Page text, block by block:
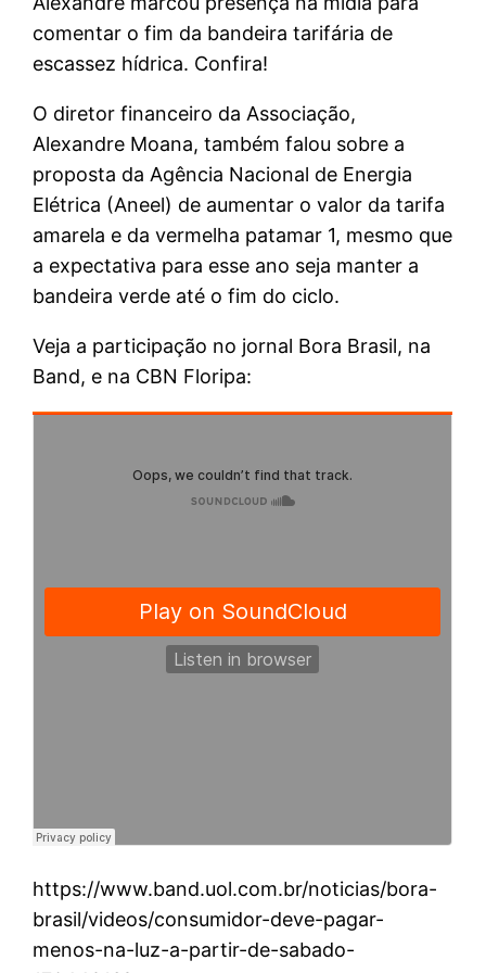
comentar o fim da bandeira tarifária de
escassez hídrica. Confira!
O diretor financeiro da Associação,
Alexandre Moana, também falou sobre a
proposta da Agência Nacional de Energia
Elétrica (Aneel) de aumentar o valor da tarifa
amarela e da vermelha patamar 1, mesmo que
a expectativa para esse ano seja manter a
bandeira verde até o fim do ciclo.
Veja a participação no jornal Bora Brasil, na
Band, e na CBN Floripa:
https://www.band.uol.com.br/noticias/bora-
brasil/videos/consumidor-deve-pagar-
menos-na-luz-a-partir-de-sabado-